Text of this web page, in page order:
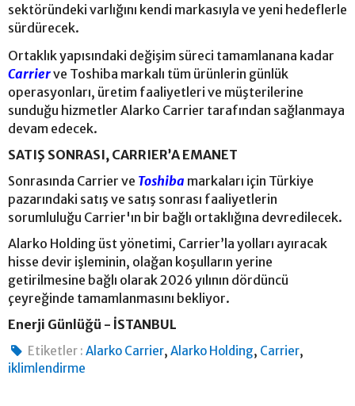
sektöründeki varlığını kendi markasıyla ve yeni hedeflerle
sürdürecek.
Ortaklık yapısındaki değişim süreci tamamlanana kadar
Carrierve Toshiba markalı tüm ürünlerin günlük
operasyonları, üretim faaliyetleri ve müşterilerine
sunduğu hizmetler Alarko Carrier tarafından sağlanmaya
devam edecek.
SATIŞ SONRASI, CARRIER’A EMANET
Sonrasında Carrier ve Toshiba markaları için Türkiye
pazarındaki satış ve satış sonrası faaliyetlerin
sorumluluğu Carrier'ın bir bağlı ortaklığına devredilecek.
Alarko Holding üst yönetimi, Carrier’la yolları ayıracak
hisse devir işleminin, olağan koşulların yerine
getirilmesine bağlı olarak 2026 yılının dördüncü
çeyreğinde tamamlanmasını bekliyor.
Enerji Günlüğü - İSTANBUL
Etiketler : Alarko Carrier,Alarko Holding, Carrier,
iklimlendirme